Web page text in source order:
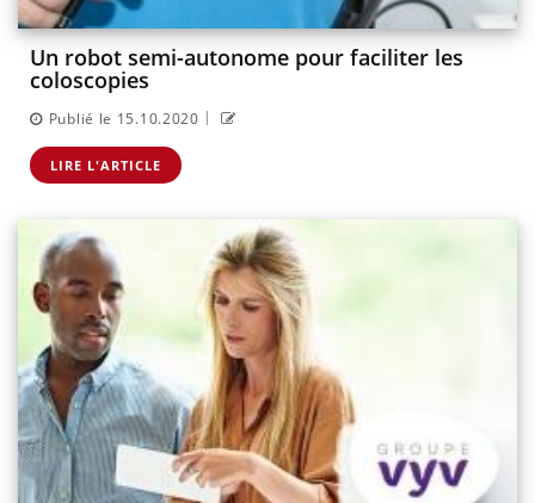
Un robot semi-autonome pour faciliter les
coloscopies
Publié le 15.10.2020 |
LIRE L'ARTICLE